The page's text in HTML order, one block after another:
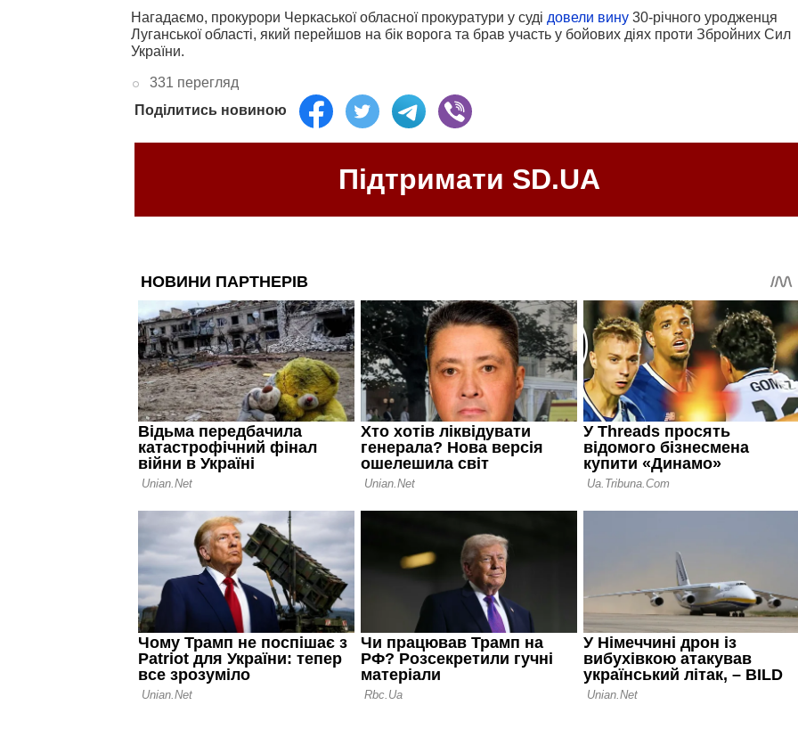
Нагадаємо, прокурори Черкаської обласної прокуратури у суді довели вину 30-річного уродженця
Луганської області, який перейшов на бік ворога та брав участь у бойових діях проти Збройних Сил
України.
331 перегляд
Поділитись новиною
Підтримати SD.UA